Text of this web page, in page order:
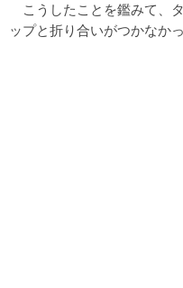
こうしたことを鑑みて、
ップと折り合いがつかなか